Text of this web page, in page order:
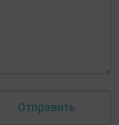
Отправить